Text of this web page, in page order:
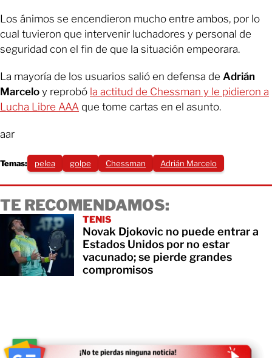
Los ánimos se encendieron mucho entre ambos, por lo
cual tuvieron que intervenir luchadores y personal de
seguridad con el fin de que la situación empeorara.
La mayoría de los usuarios salió en defensa de Adrián
Marcelo y reprobó la actitud de Chessman y le pidieron a
Lucha Libre AAA que tome cartas en el asunto.
aar
Temas: pelea golpe Chessman Adrián Marcelo
TE RECOMENDAMOS:
TENIS
Novak Djokovic no puede entrar a
Estados Unidos por no estar
vacunado; se pierde grandes
compromisos